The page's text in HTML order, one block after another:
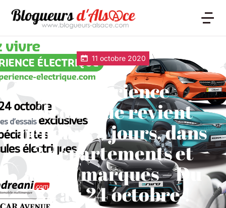
11 octobre 2020
L’expérience
électrique revient
pendant 3 jours, dans
3 départements et
avec 3 marques – Du
22 au 24 octobre !